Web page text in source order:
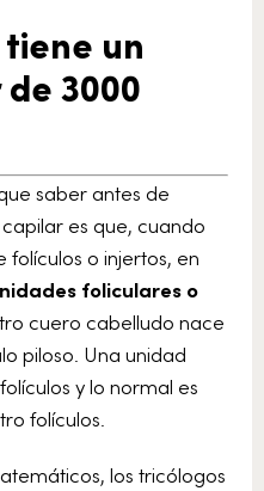
un
3000
saber antes de
es que, cuando
o injertos, en
foliculares o
cuero cabelludo nace
piloso. Una unidad
y lo normal es
folículos.
los tricólogos